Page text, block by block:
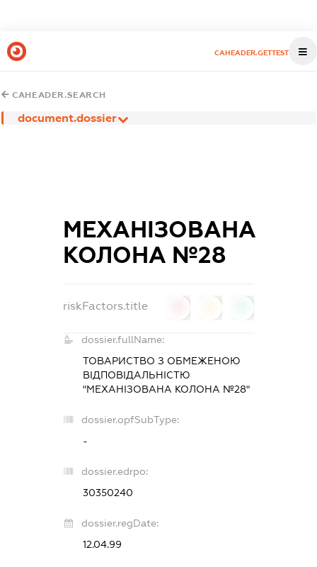
CAHEADER.GETTEST
CAHEADER.SEARCH
document.dossier
МЕХАНІЗОВАНА
КОЛОНА №28
riskFactors.title
dossier.fullName:
ТОВАРИСТВО З ОБМЕЖЕНОЮ
ВІДПОВІДАЛЬНІСТЮ
"МЕХАНІЗОВАНА КОЛОНА №28"
dossier.opfSubType:
-
dossier.edrpo:
30350240
dossier.regDate:
12.04.99